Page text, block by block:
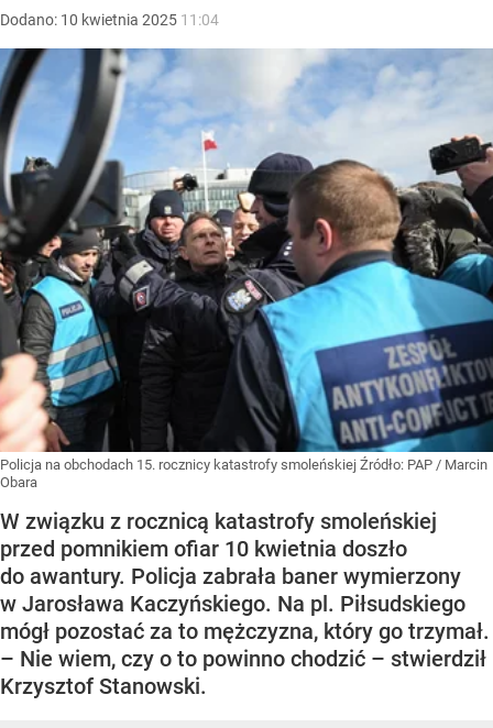
Dodano: 10 kwietnia 2025 11:04
Policja na obchodach 15. rocznicy katastrofy smoleńskiej Źródło: PAP / Marcin
Obara
W związku z rocznicą katastrofy smoleńskiej
przed pomnikiem ofiar 10 kwietnia doszło
do awantury. Policja zabrała baner wymierzony
w Jarosława Kaczyńskiego. Na pl. Piłsudskiego
mógł pozostać za to mężczyzna, który go trzymał.
– Nie wiem, czy o to powinno chodzić – stwierdził
Krzysztof Stanowski.